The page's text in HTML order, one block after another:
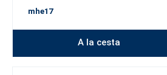
mhe17
A la cesta